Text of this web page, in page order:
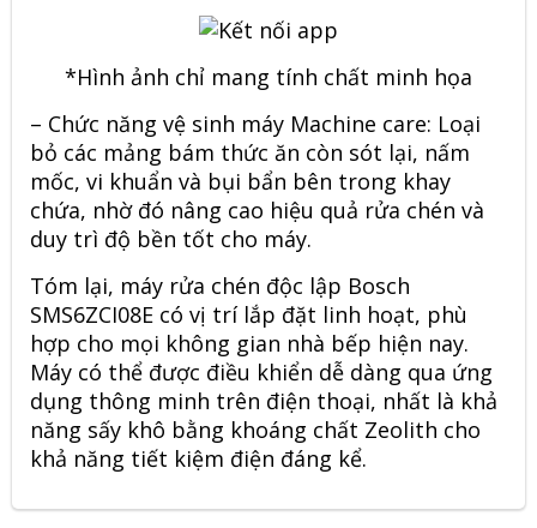
*Hình ảnh chỉ mang tính chất minh họa
– Chức năng vệ sinh máy Machine care: Loại
bỏ các mảng bám thức ăn còn sót lại, nấm
mốc, vi khuẩn và bụi bẩn bên trong khay
chứa, nhờ đó nâng cao hiệu quả rửa chén và
duy trì độ bền tốt cho máy.
Tóm lại, máy rửa chén độc lập Bosch
SMS6ZCI08E có vị trí lắp đặt linh hoạt, phù
hợp cho mọi không gian nhà bếp hiện nay.
Máy có thể được điều khiển dễ dàng qua ứng
dụng thông minh trên điện thoại, nhất là khả
năng sấy khô bằng khoáng chất Zeolith cho
khả năng tiết kiệm điện đáng kể.